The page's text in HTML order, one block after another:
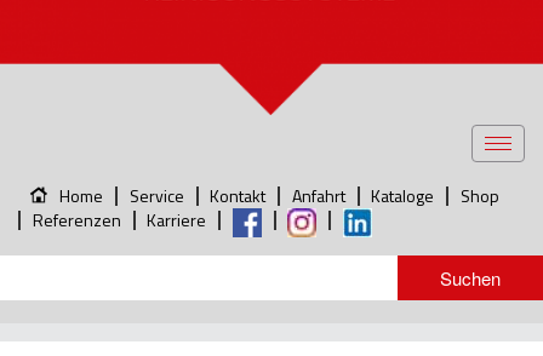
Home Service Kontakt Anfahrt Kataloge
Shop
Referenzen
Karriere